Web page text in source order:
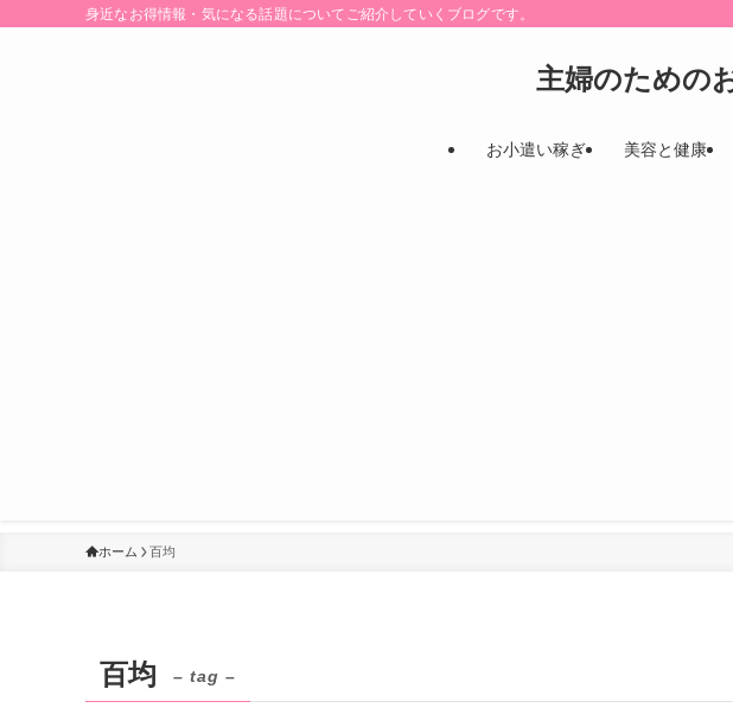
身近なお得情報・気になる話題についてご紹介していくブログです。
主婦のための
お小遣い稼ぎ 美容と健康
ホーム 百均
百均 – tag –